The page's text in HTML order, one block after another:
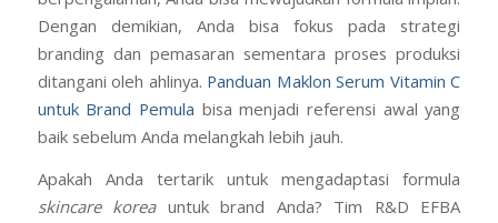
Dengan demikian, Anda bisa fokus pada strategi
branding dan pemasaran sementara proses produksi
ditangani oleh ahlinya. Panduan Maklon Serum Vitamin C
untuk Brand Pemula bisa menjadi referensi awal yang
baik sebelum Anda melangkah lebih jauh.
Apakah Anda tertarik untuk mengadaptasi formula
skincare koreauntuk brand Anda? Tim R&D EFBA